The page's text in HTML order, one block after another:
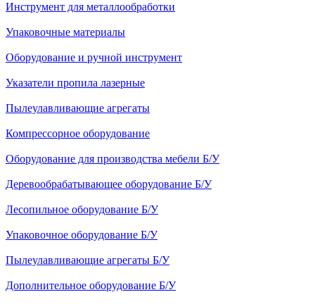
Инструмент для металлообработки
Упаковочные материалы
Оборудование и ручной инструмент
Указатели пропила лазерные
Пылеулавливающие агрегаты
Компрессорное оборудование
Оборудование для производства мебели Б/У
Деревообрабатывающее оборудование Б/У
Лесопильное оборудование Б/У
Упаковочное оборудование Б/У
Пылеулавливающие агрегаты Б/У
Дополнительное оборудование Б/У